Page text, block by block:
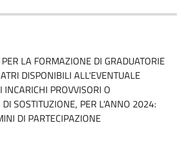
LA FORMAZIONE DI GRADUATORIE
DISPONIBILI ALL'EVENTUALE
INCARICHI PROVVISORI O
SOSTITUZIONE, PER L'ANNO 2024:
DI PARTECIPAZIONE